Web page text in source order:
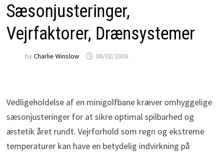
Sæsonjusteringer,
Vejrfaktorer, Drænsystemer
by Charlie Winslow 06/02/2026
Vedligeholdelse af en minigolfbane kræver omhyggelige
sæsonjusteringer for at sikre optimal spilbarhed og
æstetik året rundt. Vejrforhold som regn og ekstreme
temperaturer kan have en betydelig indvirkning på